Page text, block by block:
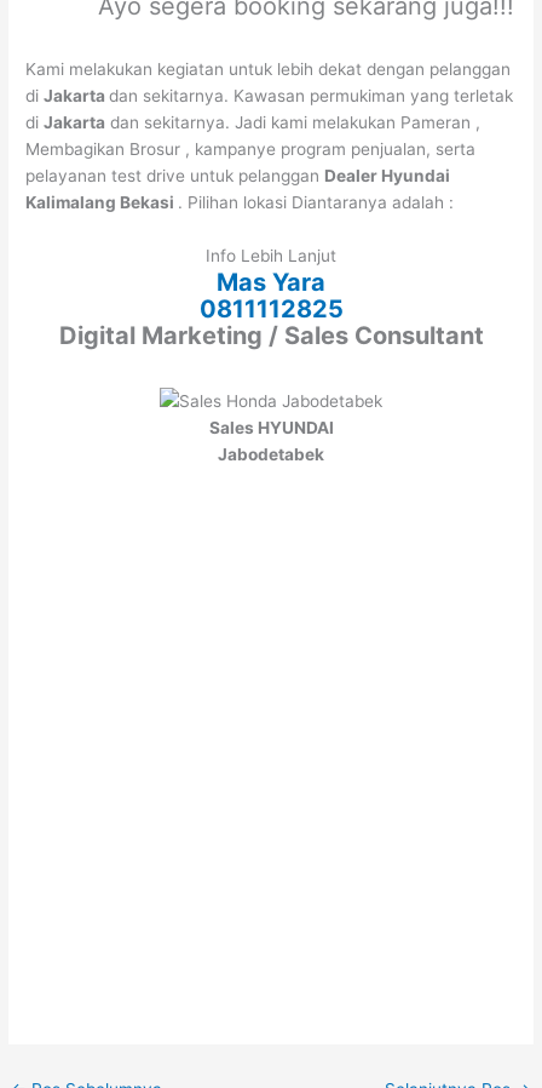
Ayo segera booking sekarang juga!!!
Kami melakukan kegiatan untuk lebih dekat dengan pelanggan
diJakartadan sekitarnya. Kawasan permukiman yang terletak
diJakarta dan sekitarnya. Jadi kami melakukan Pameran ,
Membagikan Brosur , kampanye program penjualan, serta
pelayanan test drive untuk pelanggan Dealer Hyundai
Kalimalang Bekasi . Pilihan lokasi Diantaranya adalah :
Info Lebih Lanjut
Mas Yara
0811112825
Digital Marketing / Sales Consultant
Sales HYUNDAI
Jabodetabek